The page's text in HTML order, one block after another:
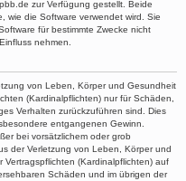
zur Verfügung gestellt. Beide
wie die Software verwendet wird. Sie
für bestimmte Zwecke nicht
nehmen.
von Leben, Körper und Gesundheit
(Kardinalpflichten) nur für Schäden,
Verhalten zurückzuführen sind. Dies
entgangenen Gewinn.
bei vorsätzlichem oder grob
der Verletzung von Leben, Körper und
(Kardinalpflichten) auf
Schäden und im übrigen der